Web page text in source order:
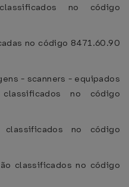
no código
no código 8471.60.90
- scanners - equipados
no código
no código
classificados no código